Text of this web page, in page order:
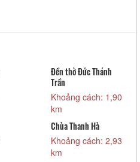
Đền thờ Đức Thánh
Trần
Khoảng cách: 1,90
km
Chùa Thanh Hà
Khoảng cách: 2,93
km